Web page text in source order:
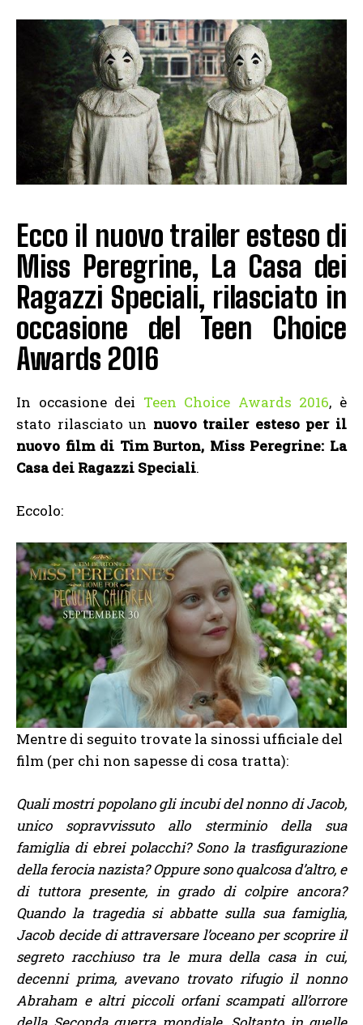
Ecco il nuovo trailer esteso di
Miss Peregrine, La Casa dei
Ragazzi Speciali, rilasciato in
occasione del Teen Choice
Awards 2016
In occasione dei Teen Choice Awards 2016, è
stato rilasciato un nuovo trailer esteso per il
nuovo film di Tim Burton, Miss Peregrine: La
Casa dei Ragazzi Speciali.
Eccolo:
Mentre di seguito trovate la sinossi ufficiale del
film (per chi non sapesse di cosa tratta):
Quali mostri popolano gli incubi del nonno di Jacob,
unico sopravvissuto allo sterminio della sua
famiglia di ebrei polacchi? Sono la trasfigurazione
della ferocia nazista? Oppure sono qualcosa d’altro, e
di tuttora presente, in grado di colpire ancora?
Quando la tragedia si abbatte sulla sua famiglia,
Jacob decide di attraversare l’oceano per scoprire il
segreto racchiuso tra le mura della casa in cui,
decenni prima, avevano trovato rifugio il nonno
Abraham e altri piccoli orfani scampati all’orrore